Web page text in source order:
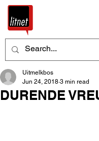
DURENDE
Uitmelkbos
Jun 24, 2018 3 min read